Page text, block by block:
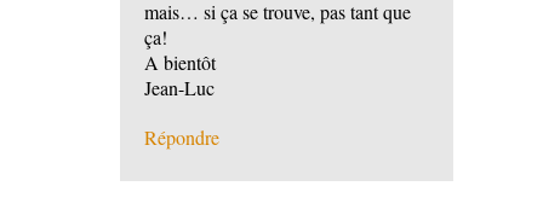
mais… si ça se trouve, pas tant que
ça!
A bientôt
Jean-Luc
Répondre